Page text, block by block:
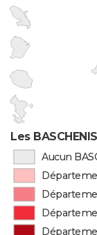
Les
Aucun